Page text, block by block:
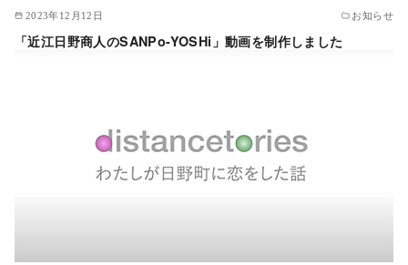
2023年12月12日 お知らせ
「近江日野商人のSANPo-YOSHi」動画を制作しました